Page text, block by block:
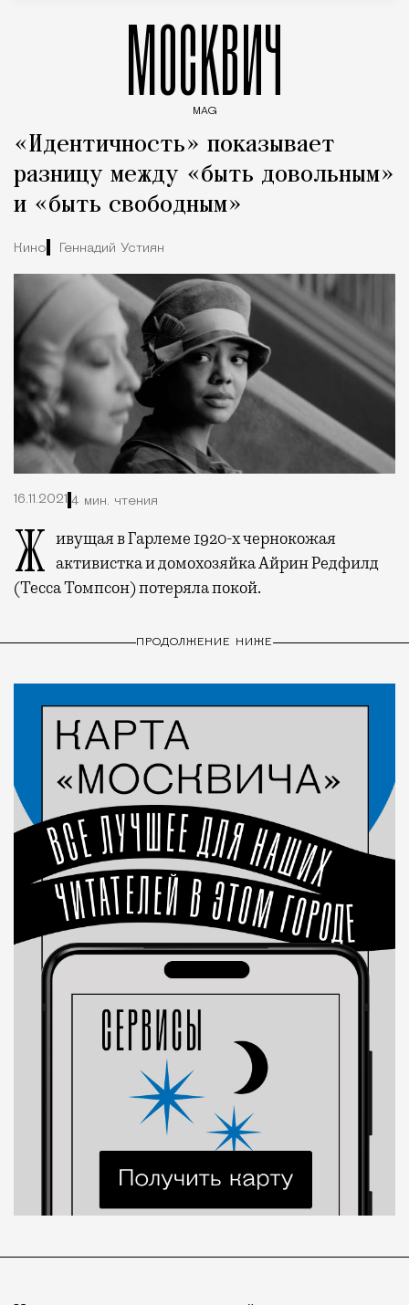
МОСКВИЧ
MAG
«Идентичность» показывает
разницу между «быть довольным»
и «быть свободным»
Кино Геннадий Устиян
16.11.2021 4 мин. чтения
Живущая в Гарлеме 1920-х чернокожая активистка и домохозяйка Айрин Редфилд
(Тесса Томпсон) потеряла покой.
ПРОДОЛЖЕНИЕ НИЖЕ